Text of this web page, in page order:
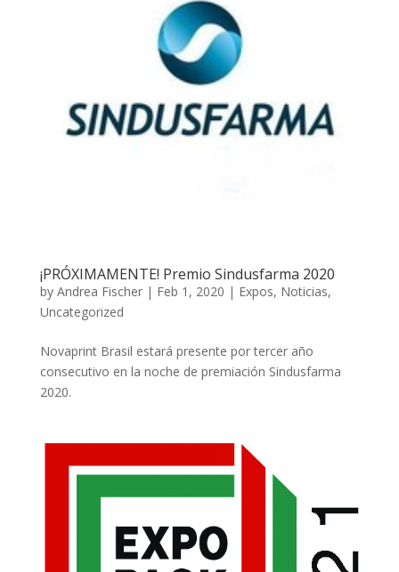
¡PRÓXIMAMENTE! Premio Sindusfarma 2020
by Andrea Fischer| Feb 1, 2020 | Expos, Noticias,
Uncategorized
Novaprint Brasil estará presente por tercer año
consecutivo en la noche de premiación Sindusfarma
2020.